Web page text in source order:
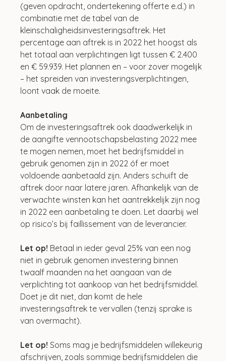
(geven opdracht, ondertekening offerte e.d.) in
combinatie met de tabel van de
kleinschaligheidsinvesteringsaftrek. Het
percentage aan aftrek is in 2022 het hoogst als
het totaal aan verplichtingen ligt tussen € 2.400
en € 59.939. Het plannen en – voor zover mogelijk
– het spreiden van investeringsverplichtingen,
loont vaak de moeite.
Aanbetaling
Om de investeringsaftrek ook daadwerkelijk in
de aangifte vennootschapsbelasting 2022 mee
te mogen nemen, moet het bedrijfsmiddel in
gebruik genomen zijn in 2022 óf er moet
voldoende aanbetaald zijn. Anders schuift de
aftrek door naar latere jaren. Afhankelijk van de
verwachte winsten kan het aantrekkelijk zijn nog
in 2022 een aanbetaling te doen. Let daarbij wel
op risico’s bij faillissement van de leverancier.
Let op! Betaal in ieder geval 25% van een nog
niet in gebruik genomen investering binnen
twaalf maanden na het aangaan van de
verplichting tot aankoop van het bedrijfsmiddel.
Doet je dit niet, dan komt de hele
investeringsaftrek te vervallen (tenzij sprake is
van overmacht).
Let op! Soms mag je bedrijfsmiddelen willekeurig
afschrijven, zoals sommige bedrijfsmiddelen die